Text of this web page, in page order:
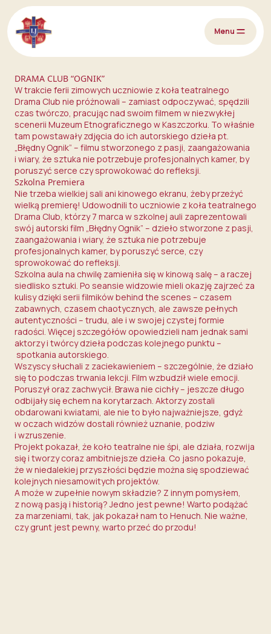
Przejdź do treści
Menu
DRAMA CLUB “OGNIK”
W trakcie ferii zimowych uczniowie z koła teatralnego
Drama Club nie próżnowali – zamiast odpoczywać, spędzili
czas twórczo, pracując nad swoim filmem w niezwykłej
scenerii Muzeum Etnograficznego w Kaszczorku. To właśnie
tam powstawały zdjęcia do ich autorskiego dzieła pt.
„Błędny Ognik” – filmu stworzonego z pasji, zaangażowania
i wiary, że sztuka nie potrzebuje profesjonalnych kamer, by
poruszyć serce czy sprowokować do refleksji.
Szkolna Premiera
Nie trzeba wielkiej sali ani kinowego ekranu, żeby przeżyć
wielką premierę! Udowodnili to uczniowie z koła teatralnego
Drama Club, którzy 7 marca w szkolnej auli zaprezentowali
swój autorski film „Błędny Ognik” – dzieło stworzone z pasji,
zaangażowania i wiary, że sztuka nie potrzebuje
profesjonalnych kamer, by poruszyć serce, czy
sprowokować do refleksji.
Szkolna aula na chwilę zamieniła się w kinową salę – a raczej
siedlisko sztuki. Po seansie widzowie mieli okazję zajrzeć za
kulisy dzięki serii filmików behind the scenes – czasem
zabawnych, czasem chaotycznych, ale zawsze pełnych
autentyczności – trudu, ale i w swojej czystej formie
radości. Więcej szczegółów opowiedzieli nam jednak sami
aktorzy i twórcy dzieła podczas kolejnego punktu –
spotkania autorskiego.
Wszyscy słuchali z zaciekawieniem – szczególnie, że działo
się to podczas trwania lekcji. Film wzbudził wiele emocji.
Poruszył oraz zachwycił. Brawa nie cichły – jeszcze długo
odbijały się echem na korytarzach. Aktorzy zostali
obdarowani kwiatami, ale nie to było najważniejsze, gdyż
w oczach widzów dostali również uznanie, podziw
i wzruszenie.
Projekt pokazał, że koło teatralne nie śpi, ale działa, rozwija
się i tworzy coraz ambitniejsze dzieła. Co jasno pokazuje,
że w niedalekiej przyszłości będzie można się spodziewać
kolejnych niesamowitych projektów.
A może w zupełnie nowym składzie? Z innym pomysłem,
z nową pasją i historią? Jedno jest pewne! Warto podążać
za marzeniami, tak, jak pokazał nam to Henuch. Nie ważne,
czy grunt jest pewny, warto przeć do przodu!